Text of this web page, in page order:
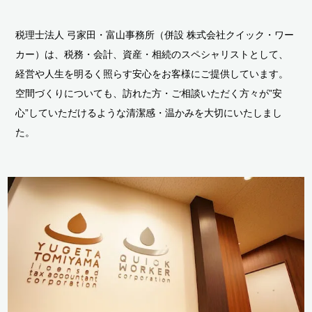
税理士法人 弓家田・富山事務所（併設 株式会社クイック・ワー
カー）は、税務・会計、資産・相続のスペシャリストとして、
経営や人生を明るく照らす安心をお客様にご提供しています。
空間づくりについても、訪れた方・ご相談いただく方々が”安
心”していただけるような清潔感・温かみを大切にいたしまし
た。